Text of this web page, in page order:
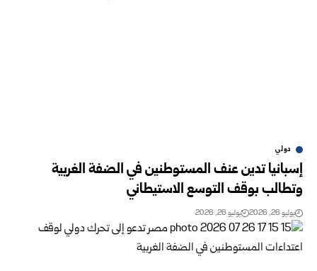
دولي
إسبانيا تدين عنف المستوطنين في الضفة الغربية
وتطالب بوقف التوسع الاستيطاني
يوليو 26, 2026 يوليو 26, 2026